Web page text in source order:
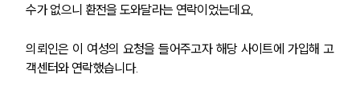
수가 없으니 환전을 도와달라는 연락이었는데요,
의뢰인은 이 여성의 요청을 들어주고자 해당 사이트에 가입해 고
객센터와 연락했습니다.